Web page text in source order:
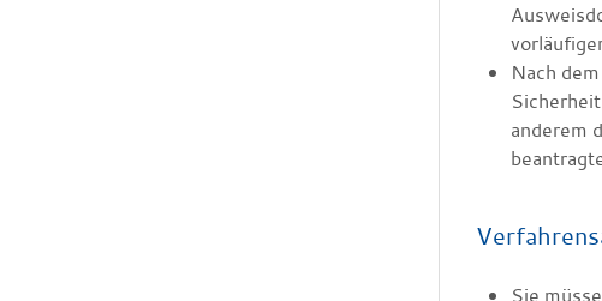
Nach
anderem
Sie